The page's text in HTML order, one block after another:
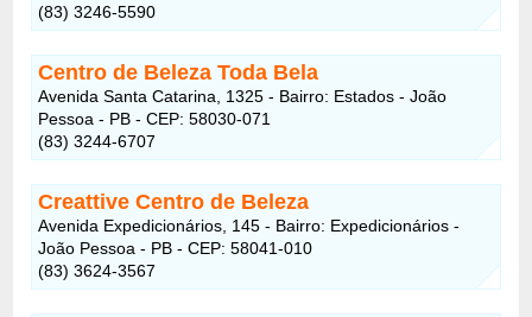
(83) 3246-5590
Centro de Beleza Toda Bela
Avenida Santa Catarina, 1325 - Bairro: Estados - João
Pessoa - PB - CEP: 58030-071
(83) 3244-6707
Creattive Centro de Beleza
Avenida Expedicionários, 145 - Bairro: Expedicionários -
João Pessoa - PB - CEP: 58041-010
(83) 3624-3567